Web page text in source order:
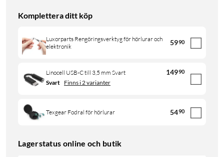
Komplettera ditt köp
Luxorparts Rengöringsverktyg för hörlurar och
elektronik
5990
Linocell USB-C till 3,5 mm Svart 14990
Svart Finns i 2 varianter
Texgear Fodral för hörlurar 5490
Lagerstatus online och butik